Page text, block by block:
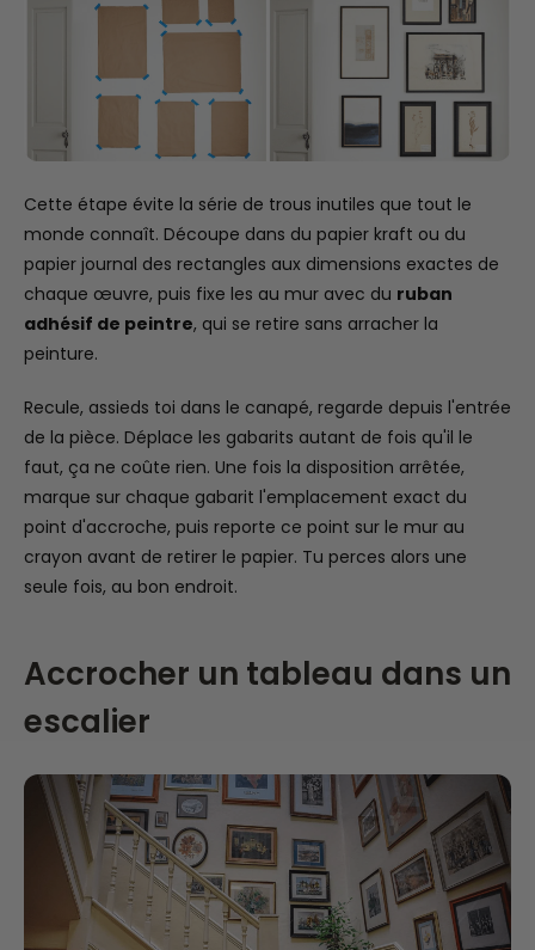
Cette étape évite la série de trous inutiles que tout le
monde connaît. Découpe dans du papier kraft ou du
papier journal des rectangles aux dimensions exactes de
chaque œuvre, puis fixe les au mur avec du ruban
adhésif de peintre, qui se retire sans arracher la
peinture.
Recule, assieds toi dans le canapé, regarde depuis l'entrée
de la pièce. Déplace les gabarits autant de fois qu'il le
faut, ça ne coûte rien. Une fois la disposition arrêtée,
marque sur chaque gabarit l'emplacement exact du
point d'accroche, puis reporte ce point sur le mur au
crayon avant de retirer le papier. Tu perces alors une
seule fois, au bon endroit.
Accrocher un tableau dans un
escalier